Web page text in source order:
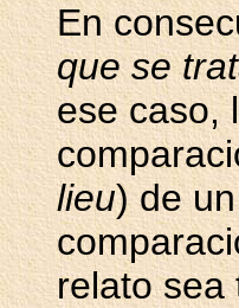
En
que se
ese caso,
lieu) de
relato sea